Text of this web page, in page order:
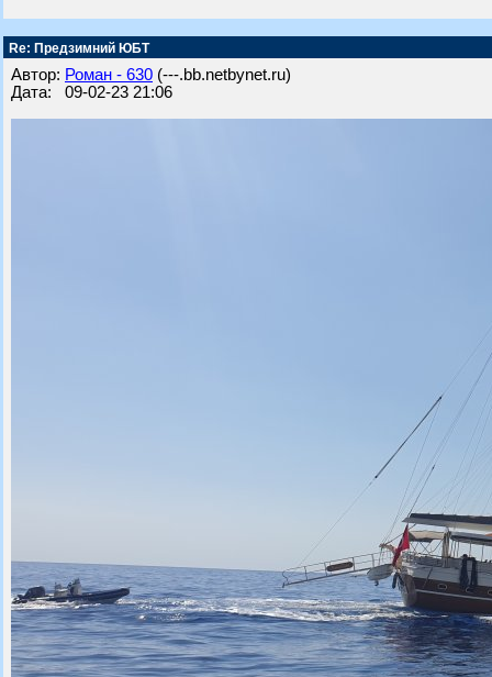
Re: Предзимний ЮБТ
Автор: Роман - 630 (---.bb.netbynet.ru)
Дата: 09-02-23 21:06